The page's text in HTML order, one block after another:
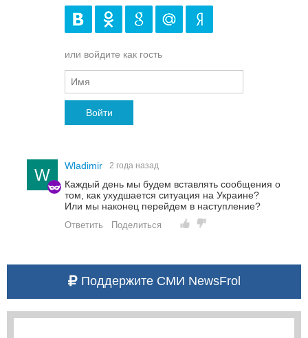
или войдите как гость
Войти
W Wladimir 2 года назад
Каждый день мы будем вставлять сообщения о
том, как ухудшается ситуация на Украине?
Или мы наконец перейдем в наступление?
Ответить Поделиться
Поддержите СМИ NewsFrol